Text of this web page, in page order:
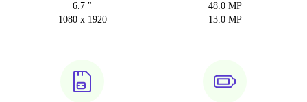
6.7 "
1080 x 1920
48.0 MP
13.0 MP